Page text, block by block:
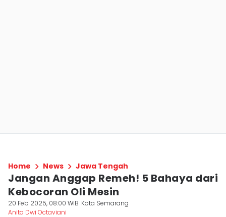
Home News Jawa Tengah
Jangan Anggap Remeh! 5 Bahaya dari
Kebocoran Oli Mesin
20 Feb 2025, 08:00 WIB Kota Semarang
Anita Dwi Octaviani